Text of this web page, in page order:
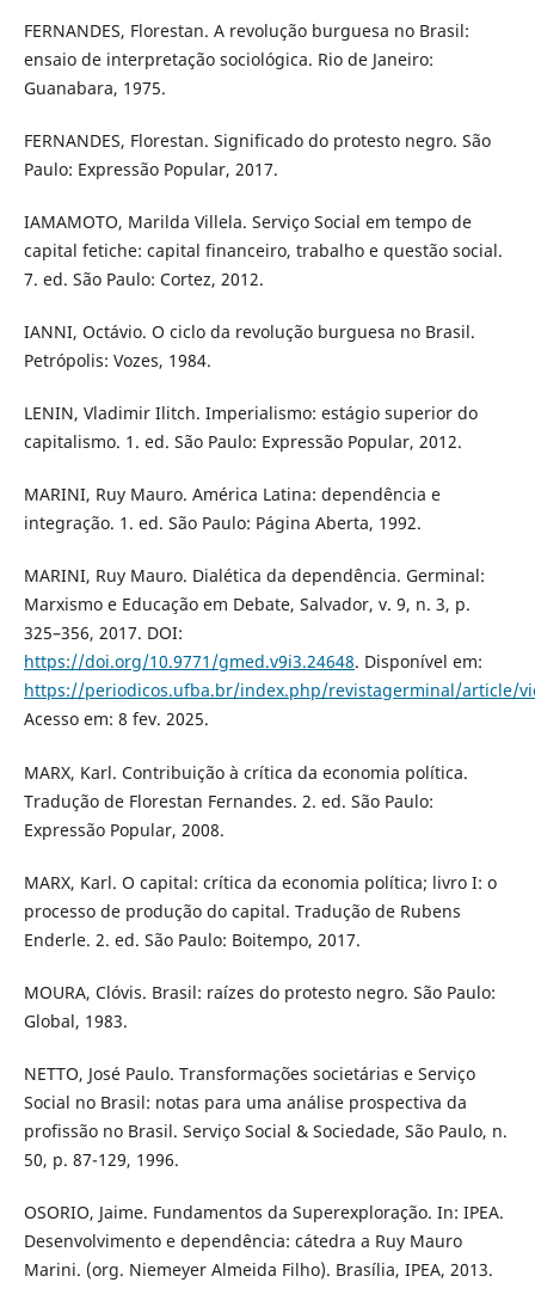
FERNANDES, Florestan. A revolução burguesa no Brasil:
ensaio de interpretação sociológica. Rio de Janeiro:
Guanabara, 1975.
FERNANDES, Florestan. Significado do protesto negro. São
Paulo: Expressão Popular, 2017.
IAMAMOTO, Marilda Villela. Serviço Social em tempo de
capital fetiche: capital financeiro, trabalho e questão social.
7. ed. São Paulo: Cortez, 2012.
IANNI, Octávio. O ciclo da revolução burguesa no Brasil.
Petrópolis: Vozes, 1984.
LENIN, Vladimir Ilitch. Imperialismo: estágio superior do
capitalismo. 1. ed. São Paulo: Expressão Popular, 2012.
MARINI, Ruy Mauro. América Latina: dependência e
integração. 1. ed. São Paulo: Página Aberta, 1992.
MARINI, Ruy Mauro. Dialética da dependência. Germinal:
Marxismo e Educação em Debate, Salvador, v. 9, n. 3, p.
325–356, 2017. DOI:
https://doi.org/10.9771/gmed.v9i3.24648. Disponível em:
https://periodicos.ufba.br/index.php/revistagerminal/article/
Acesso em: 8 fev. 2025.
MARX, Karl. Contribuição à crítica da economia política.
Tradução de Florestan Fernandes. 2. ed. São Paulo:
Expressão Popular, 2008.
MARX, Karl. O capital: crítica da economia política; livro I: o
processo de produção do capital. Tradução de Rubens
Enderle. 2. ed. São Paulo: Boitempo, 2017.
MOURA, Clóvis. Brasil: raízes do protesto negro. São Paulo:
Global, 1983.
NETTO, José Paulo. Transformações societárias e Serviço
Social no Brasil: notas para uma análise prospectiva da
profissão no Brasil. Serviço Social & Sociedade, São Paulo, n.
50, p. 87-129, 1996.
OSORIO, Jaime. Fundamentos da Superexploração. In: IPEA.
Desenvolvimento e dependência: cátedra a Ruy Mauro
Marini. (org. Niemeyer Almeida Filho). Brasília, IPEA, 2013.